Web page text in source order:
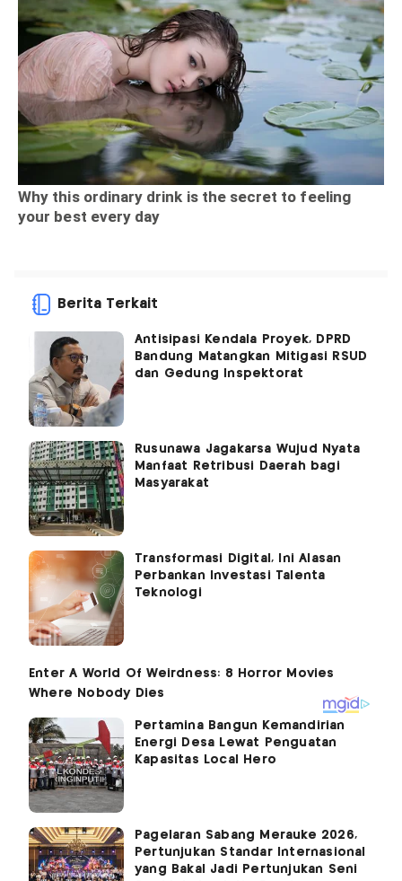
Berita Terkait
Antisipasi Kendala Proyek, DPRD
Bandung Matangkan Mitigasi RSUD
dan Gedung Inspektorat
Rusunawa Jagakarsa Wujud Nyata
Manfaat Retribusi Daerah bagi
Masyarakat
Transformasi Digital, Ini Alasan
Perbankan Investasi Talenta
Teknologi
Pertamina Bangun Kemandirian
Energi Desa Lewat Penguatan
Kapasitas Local Hero
Pagelaran Sabang Merauke 2026,
Pertunjukan Standar Internasional
yang Bakal Jadi Pertunjukan Seni